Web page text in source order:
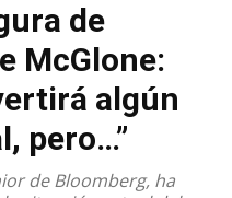
de
McGlone:
algún
pero…”
de Bloomberg, ha